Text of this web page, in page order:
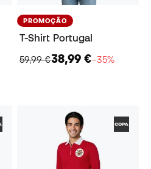
PROMOÇÃO
T-Shirt Portugal
59,99 €38,99 €−35%